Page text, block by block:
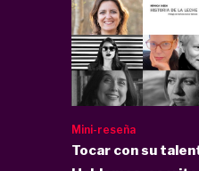
Mini-reseña
Tocar con su